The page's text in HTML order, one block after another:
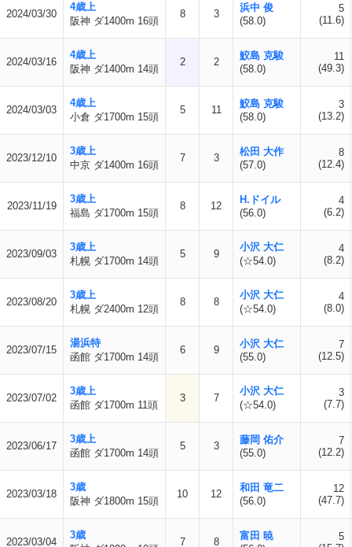
2024/03/30
4歳上
阪神 ダ1400m 16頭
8 3
浜中 俊
(58.0)
5
(11.6)
2024/03/16
4歳上
阪神 ダ1400m 14頭
2 2
鮫島 克駿
(58.0)
11
(49.3)
2024/03/03
4歳上
小倉 ダ1700m 15頭
5 11
鮫島 克駿
(58.0)
3
(13.2)
2023/12/10
3歳上
中京 ダ1400m 16頭
7 3
松田 大作
(57.0)
8
(12.4)
2023/11/19
3歳上
福島 ダ1700m 15頭
8 12
H.ドイル
(56.0)
4
(6.2)
2023/09/03
3歳上
札幌 ダ1700m 14頭
5 9
小沢 大仁
(☆54.0)
4
(8.2)
2023/08/20
3歳上
札幌 ダ2400m 12頭
8 8
小沢 大仁
(☆54.0)
4
(8.0)
2023/07/15
湯浜特
函館 ダ1700m 14頭
6 9
小沢 大仁
(55.0)
7
(12.5)
2023/07/02
3歳上
函館 ダ1700m 11頭
3 7
小沢 大仁
(☆54.0)
3
(7.7)
2023/06/17
3歳上
函館 ダ1700m 14頭
5 3
藤岡 佑介
(55.0)
7
(12.2)
2023/03/18
3歳
阪神 ダ1800m 15頭
10 12
和田 竜二
(56.0)
12
(47.7)
2023/03/04
3歳
7 8
富田 暁
5